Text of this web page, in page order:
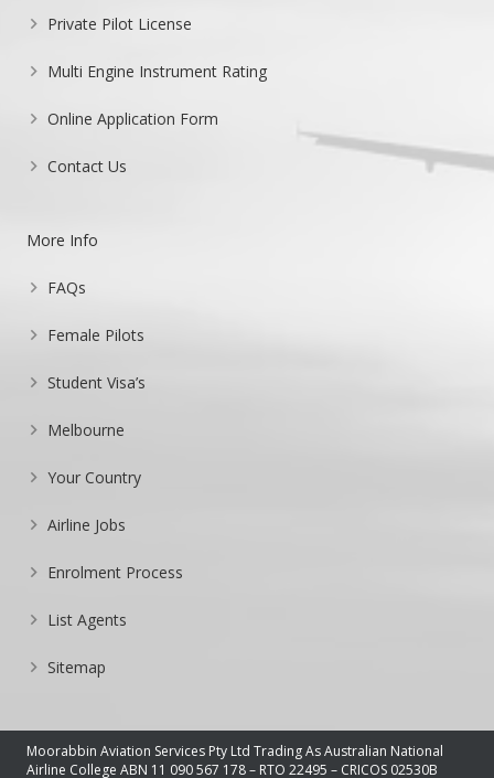
Private Pilot License
Multi Engine Instrument Rating
Online Application Form
Contact Us
More Info
FAQs
Female Pilots
Student Visa’s
Melbourne
Your Country
Airline Jobs
Enrolment Process
List Agents
Sitemap
Moorabbin Aviation Services Pty Ltd Trading As Australian National
Airline College ABN 11 090 567 178 – RTO 22495 – CRICOS 02530B